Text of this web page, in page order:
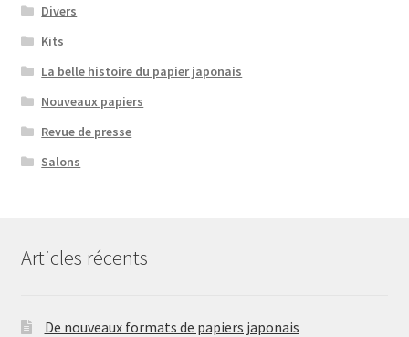
Divers
Kits
La belle histoire du papier japonais
Nouveaux papiers
Revue de presse
Salons
Articles récents
De nouveaux formats de papiers japonais